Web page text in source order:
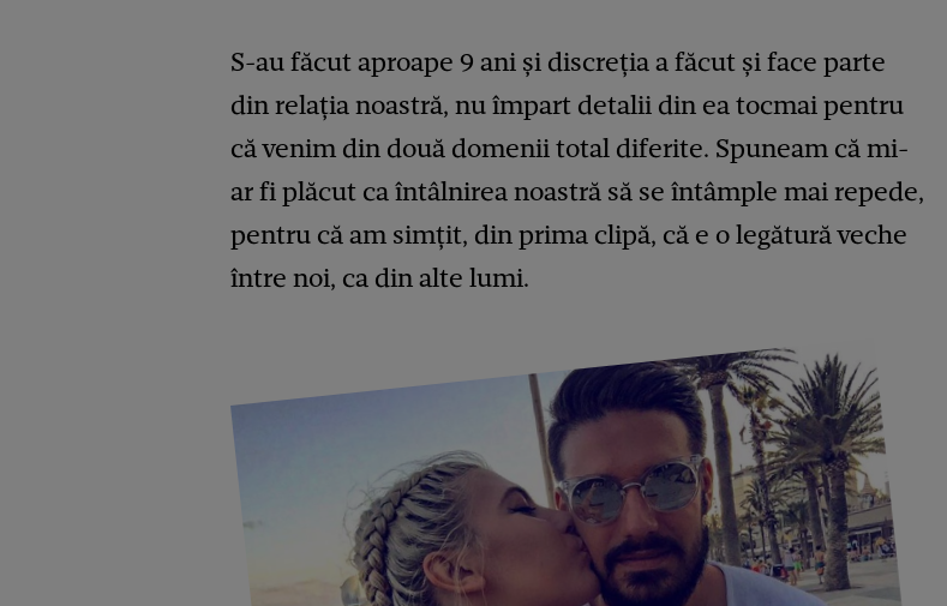
S-au făcut aproape 9 ani și discreția a făcut și face parte
din relația noastră, nu împart detalii din ea tocmai pentru
că venim din două domenii total diferite. Spuneam că mi-
ar fi plăcut ca întâlnirea noastră să se întâmple mai repede,
pentru că am simțit, din prima clipă, că e o legătură veche
între noi, ca din alte lumi.